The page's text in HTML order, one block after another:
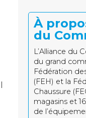
À
du
L’Alliance du
du grand
Fédération
(FEH) et la
Chaussure
magasins et
de